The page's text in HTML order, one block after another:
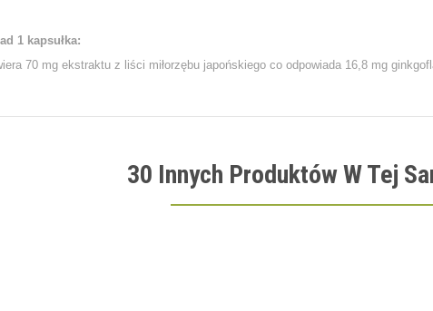
1 kapsułka:
70 mg ekstraktu z liści miłorzębu japońskiego co odpowiada 16,8 mg
30 Innych Produktów W Tej